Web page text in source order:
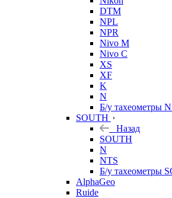
DTM
NPL
NPR
Nivo M
Nivo C
XS
XF
K
N
Б/у тахеометры
SOUTH
Назад
SOUTH
N
NTS
Б/у тахеометры
AlphaGeo
Ruide